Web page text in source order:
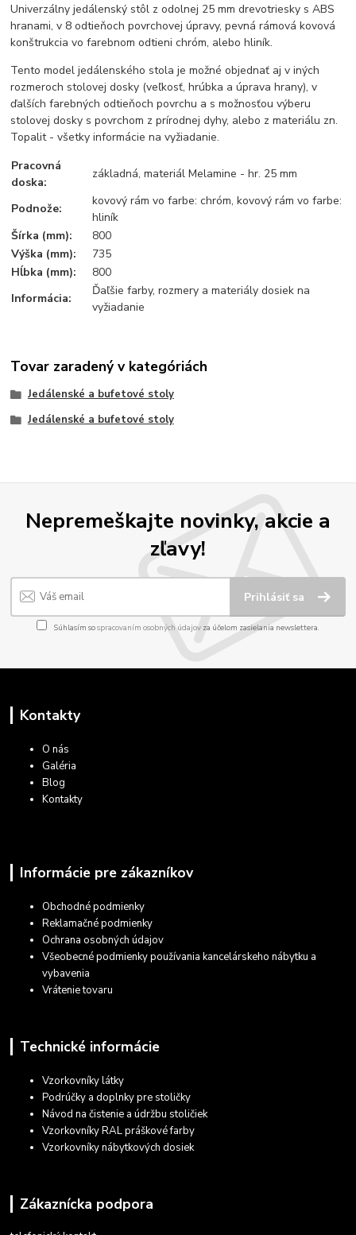
Univerzálny jedálenský stôl z odolnej 25 mm drevotriesky s ABS
hranami, v 8 odtieňoch povrchovej úpravy, pevná rámová kovová
konštrukcia vo farebnom odtieni chróm, alebo hliník.
Tento model jedálenského stola je možné objednať aj v iných
rozmeroch stolovej dosky (veľkosť, hrúbka a úprava hrany), v
ďalších farebných odtieňoch povrchu a s možnosťou výberu
stolovej dosky s povrchom z prírodnej dyhy, alebo z materiálu zn.
Topalit - všetky informácie na vyžiadanie.
Pracovná
doska:
základná, materiál Melamine - hr. 25 mm
Podnože:
kovový rám vo farbe: chróm, kovový rám vo farbe:
hliník
Šírka (mm):
800
Výška (mm):
735
Hĺbka (mm):
800
Informácia:
Ďaľšie farby, rozmery a materiály dosiek na
vyžiadanie
Tovar zaradený v kategóriách
Jedálenské a bufetové stoly
Jedálenské a bufetové stoly
Nepremeškajte novinky, akcie a
zľavy!
Prihlásiť sa
Súhlasím sospracovaním osobných údajov za účelom zasielania newslettera.
Kontakty
O nás
Galéria
Blog
Kontakty
Informácie pre zákazníkov
Obchodné podmienky
Reklamačné podmienky
Ochrana osobných údajov
Všeobecné podmienky používania kancelárskeho nábytku a
vybavenia
Vrátenie tovaru
Technické informácie
Vzorkovníky látky
Podrúčky a doplnky pre stoličky
Návod na čistenie a údržbu stoličiek
Vzorkovníky RAL práškové farby
Vzorkovníky nábytkových dosiek
Zákaznícka podpora